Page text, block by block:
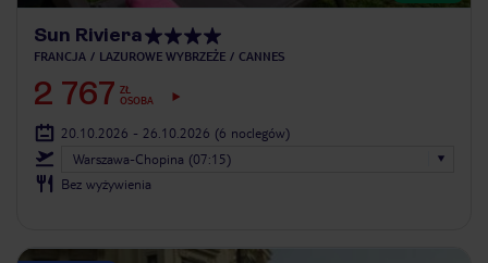
Sun Riviera
FRANCJA LAZUROWE WYBRZEŻE CANNES
2 767 ZŁ
OSOBA
20.10.2026 - 26.10.2026 (6 noclegów)
Warszawa-Chopina (07:15)
Bez wyżywienia